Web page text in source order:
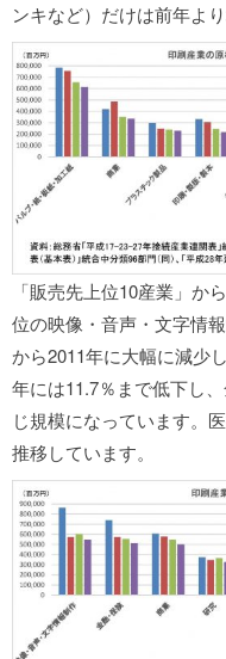
ンキなど）だけは前年よ
「販売先上位10産業」か
位の映像・音声・文字情
から2011年に大幅に減少
年には11.7％まで低下し
じ規模になっています。
推移しています。